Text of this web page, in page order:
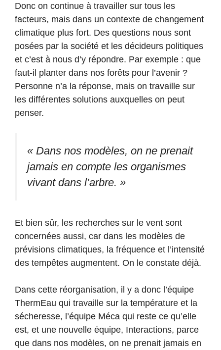
Donc on continue à travailler sur tous les
facteurs, mais dans un contexte de changement
climatique plus fort. Des questions nous sont
posées par la société et les décideurs politiques
et c’est à nous d’y répondre. Par exemple : que
faut-il planter dans nos forêts pour l’avenir ?
Personne n’a la réponse, mais on travaille sur
les différentes solutions auxquelles on peut
penser.
« Dans nos modèles, on ne prenait
jamais en compte les organismes
vivant dans l’arbre. »
Et bien sûr, les recherches sur le vent sont
concernées aussi, car dans les modèles de
prévisions climatiques, la fréquence et l’intensité
des tempêtes augmentent. On le constate déjà.
Dans cette réorganisation, il y a donc l’équipe
ThermEau qui travaille sur la température et la
sécheresse, l’équipe Méca qui reste ce qu’elle
est, et une nouvelle équipe, Interactions, parce
que dans nos modèles, on ne prenait jamais en